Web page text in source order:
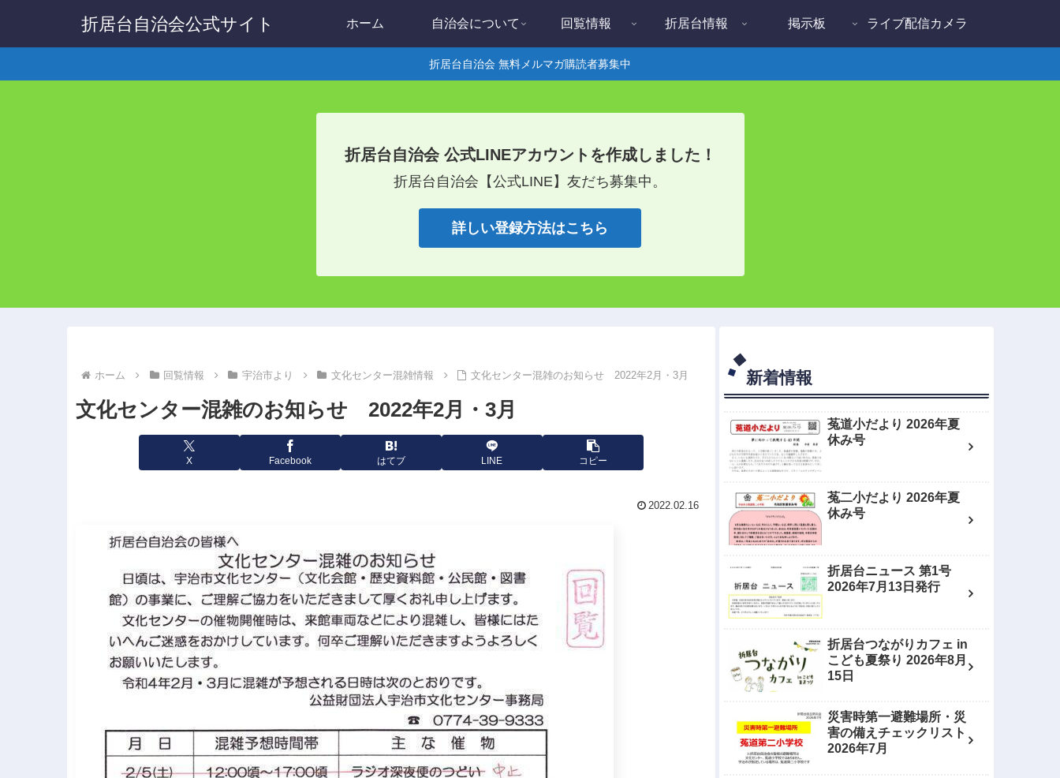
折居台自治会公式サイト ホーム 自治会について 回覧情報 折居台情報 掲示板 ライブ配信カメラ
折居台自治会 無料メルマガ購読者募集中
折居台自治会 公式LINEアカウントを作成しました！
折居台自治会【公式LINE】友だち募集中。
詳しい登録方法はこちら
ホーム 回覧情報 宇治市より 文化センター混雑情報 文化センター混雑のお知らせ 2022年2月・3月
文化センター混雑のお知らせ 2022年2月・3月
X Facebook はてブ LINE コピー
2022.02.16
新着情報
菟道小だより 2026年夏
休み号
菟二小だより 2026年夏
休み号
折居台ニュース 第1号
2026年7月13日発行
折居台つながりカフェ in
こども夏祭り 2026年8月
15日
災害時第一避難場所・災
害の備えチェックリスト
2026年7月